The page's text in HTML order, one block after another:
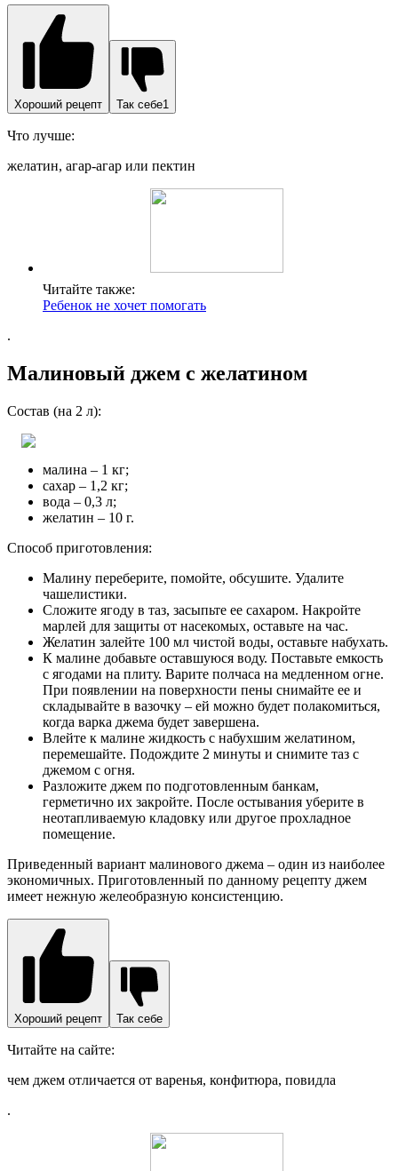
Хороший рецепт Так себе1
Что лучше:
желатин, агар-агар или пектин
Читайте также:
Ребенок не хочет помогать
.
Малиновый джем с желатином
Состав (на 2 л):
малина – 1 кг;
сахар – 1,2 кг;
вода – 0,3 л;
желатин – 10 г.
Способ приготовления:
Малину переберите, помойте, обсушите. Удалите
чашелистики.
Сложите ягоду в таз, засыпьте ее сахаром. Накройте
марлей для защиты от насекомых, оставьте на час.
Желатин залейте 100 мл чистой воды, оставьте набухать.
К малине добавьте оставшуюся воду. Поставьте емкость
с ягодами на плиту. Варите полчаса на медленном огне.
При появлении на поверхности пены снимайте ее и
складывайте в вазочку – ей можно будет полакомиться,
когда варка джема будет завершена.
Влейте к малине жидкость с набухшим желатином,
перемешайте. Подождите 2 минуты и снимите таз с
джемом с огня.
Разложите джем по подготовленным банкам,
герметично их закройте. После остывания уберите в
неотапливаемую кладовку или другое прохладное
помещение.
Приведенный вариант малинового джема – один из наиболее
экономичных. Приготовленный по данному рецепту джем
имеет нежную желеобразную консистенцию.
Хороший рецепт Так себе
Читайте на сайте:
чем джем отличается от варенья, конфитюра, повидла
.